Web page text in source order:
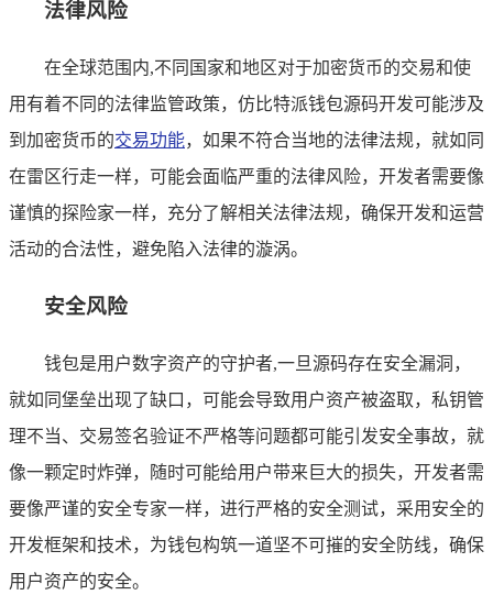
法律风险
在全球范围内,不同国家和地区对于加密货币的交易和使
用有着不同的法律监管政策，仿比特派钱包源码开发可能涉及
到加密货币的交易功能，如果不符合当地的法律法规，就如同
在雷区行走一样，可能会面临严重的法律风险，开发者需要像
谨慎的探险家一样，充分了解相关法律法规，确保开发和运营
活动的合法性，避免陷入法律的漩涡。
安全风险
钱包是用户数字资产的守护者,一旦源码存在安全漏洞，
就如同堡垒出现了缺口，可能会导致用户资产被盗取，私钥管
理不当、交易签名验证不严格等问题都可能引发安全事故，就
像一颗定时炸弹，随时可能给用户带来巨大的损失，开发者需
要像严谨的安全专家一样，进行严格的安全测试，采用安全的
开发框架和技术，为钱包构筑一道坚不可摧的安全防线，确保
用户资产的安全。